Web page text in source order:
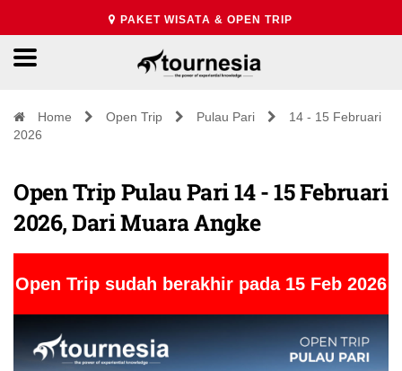
PAKET WISATA & OPEN TRIP
Home Open Trip Pulau Pari
14 - 15 Februari
2026
Open Trip Pulau Pari 14 - 15 Februari
2026, Dari Muara Angke
Open Trip sudah berakhir pada 15 Feb 2026